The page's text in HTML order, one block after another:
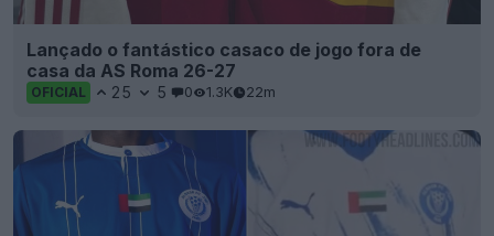
Lançado o fantástico casaco de jogo fora de
casa da AS Roma 26-27
OFICIAL 25 5 0 1.3K 22m